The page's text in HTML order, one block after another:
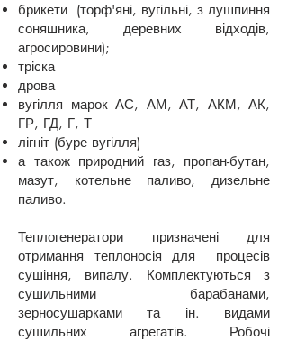
брикети (торф'яні, вугільні, з лушпиння
соняшника, деревних відходів,
агросировини);
тріска
дрова
вугілля марок АС, АМ, АТ, АКМ, АК,
ГР, ГД, Г, Т
лігніт (буре вугілля)
а також природний газ, пропан-бутан,
мазут, котельне паливо, дизельне
паливо.
Теплогенератори призначені для
отримання теплоносія для процесів
сушіння, випалу. Комплектуються з
сушильними барабанами,
зерносушарками та ін. видами
сушильних агрегатів. Робочі